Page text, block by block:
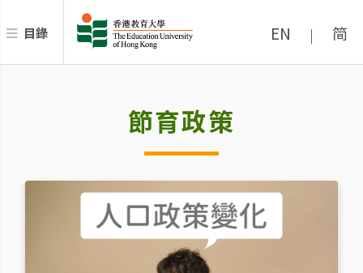
目錄 EN | 简
節育政策